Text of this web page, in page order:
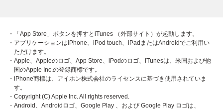
・「App Store」ボタンを押すとiTunes （外部サイト）が起動します。
・アプリケーションはiPhone、iPod touch、iPadまたはAndroidでご利用い
ただけます。
・Apple、Appleのロゴ、App Store、iPodのロゴ、iTunesは、米国および他
国のApple Inc.の登録商標です。
・iPhone商標は、アイホン株式会社のライセンスに基づき使用されていま
す。
・Copyright (C) Apple Inc. All rights reserved.
・Android、Androidロゴ、Google Play 、および Google Play ロゴは、